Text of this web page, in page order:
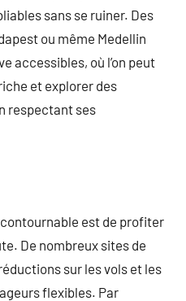
sans se ruiner. Des
ou même Medellin
accessibles, où l’on peut
et explorer des
respectant ses
est de profiter
De nombreux sites de
sur les vols et les
flexibles. Par